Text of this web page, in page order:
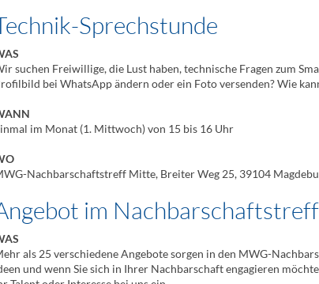
Sprechstunde
suchen Freiwillige, die Lust haben, technische Fragen zum
bei WhatsApp ändern oder ein Foto versenden? Wie
im Monat (1. Mittwoch) von 15 bis 16 Uhr
Nachbarschaftstreff Mitte, Breiter Weg 25, 39104
im Nachbarschaftstreff
als 25 verschiedene Angebote sorgen in den MWG-
und wenn Sie sich in Ihrer Nachbarschaft engagieren